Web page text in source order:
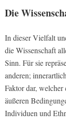
Die
In dieser Vielfalt
die Wissenschaft
Sinn. Für sie
anderen;
Faktor dar, welcher
äußeren
Individuen und